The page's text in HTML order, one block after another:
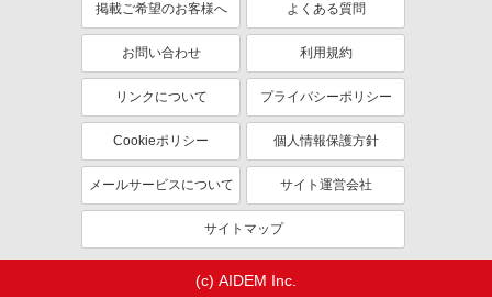
掲載ご希望のお客様へ よくある質問
お問い合わせ 利用規約
リンクについて プライバシーポリシー
Cookieポリシー 個人情報保護方針
メールサービスについて サイト運営会社
サイトマップ
(c) AIDEM Inc.